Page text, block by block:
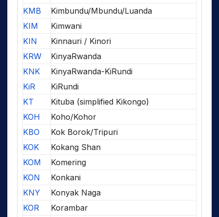
KMB
Kimbundu/Mbundu/Luanda
KIM
Kimwani
KIN
Kinnauri / Kinori
KRW
KinyaRwanda
KNK
KinyaRwanda-KiRundi
KiR
KiRundi
KT
Kituba (simplified Kikongo)
KOH
Koho/Kohor
KBO
Kok Borok/Tripuri
KOK
Kokang Shan
KOM
Komering
KON
Konkani
KNY
Konyak Naga
KOR
Korambar